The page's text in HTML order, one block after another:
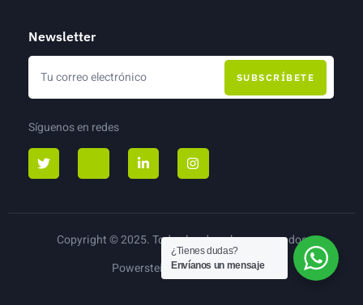
Newsletter
SUBSCRÍBETE
Síguenos en redes
Copyright © 2025. Todos los derechos reservados
Powerstein Páneles Solares
¿Tienes dudas?
Envíanos un mensaje